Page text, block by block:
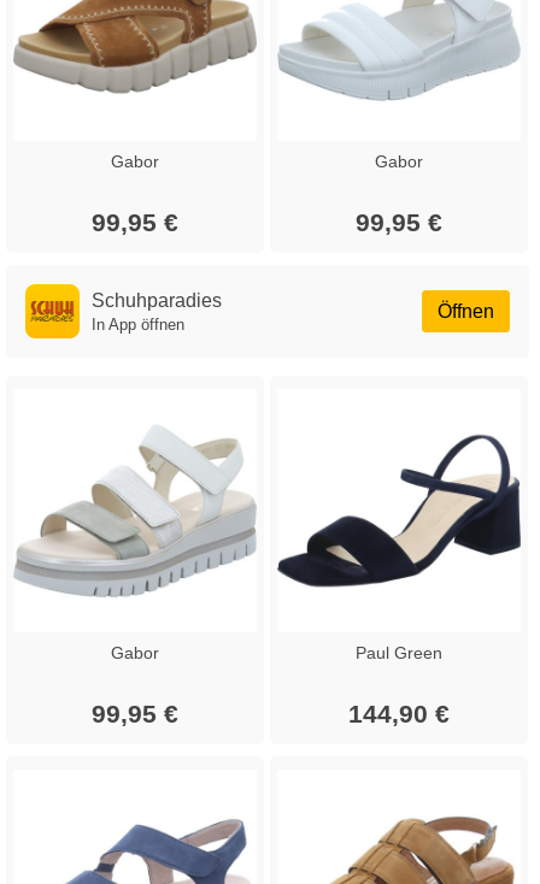
Gabor
99,95 €
Gabor
99,95 €
Öffnen
Schuhparadies
In App öffnen
Gabor
99,95 €
Paul Green
144,90 €